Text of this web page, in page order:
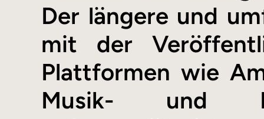
Der längere und
mit der
Plattformen wie
Musik- und